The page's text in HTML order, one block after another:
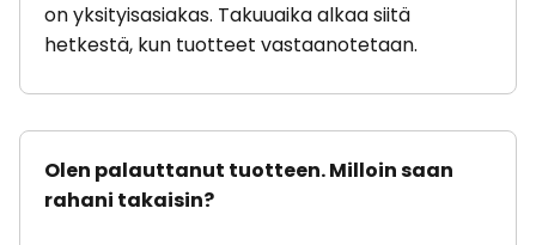
on yksityisasiakas. Takuuaika alkaa siitä
hetkestä, kun tuotteet vastaanotetaan.
Olen palauttanut tuotteen. Milloin saan
rahani takaisin?